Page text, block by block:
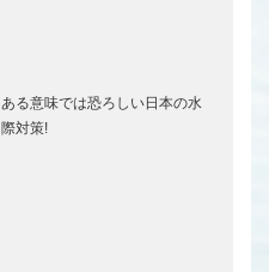
ある意味では恐ろしい日本の水
際対策!